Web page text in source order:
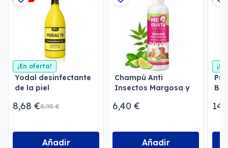
¡En oferta!
Yodal desinfectante
de la piel
8,68 €8,95 €
Añadir
Champú Anti
Insectos Margosa y
6,40 €
Añadir